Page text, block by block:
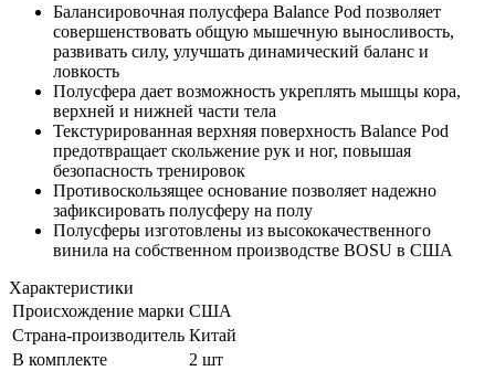
Балансировочная полусфера Balance Pod позволяет
совершенствовать общую мышечную выносливость,
развивать силу, улучшать динамический баланс и
ловкость
Полусфера дает возможность укреплять мышцы кора,
верхней и нижней части тела
Текстурированная верхняя поверхность Balance Pod
предотвращает скольжение рук и ног, повышая
безопасность тренировок
Противоскользящее основание позволяет надежно
зафиксировать полусферу на полу
Полусферы изготовлены из высококачественного
винила на собственном производстве BOSU в США
Характеристики
Происхождение марки США
Страна-производитель Китай
В комплекте
2 шт